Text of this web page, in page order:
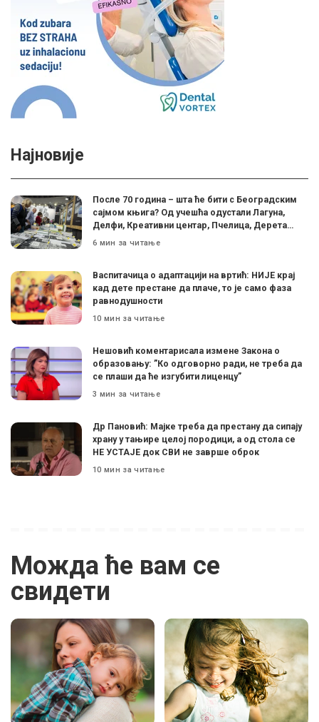
Најновије
После 70 година – шта ће бити с Београдским
сајмом књига? Од учешћа одустали Лагуна,
Делфи, Креативни центар, Пчелица, Дерета…
6 мин за читање
Васпитачица о адаптацији на вртић: НИЈЕ крај
кад дете престане да плаче, то је само фаза
равнодушности
10 мин за читање
Нешовић коментарисала измене Закона о
образовању: ”Ко одговорно ради, не треба да
се плаши да ће изгубити лиценцу”
3 мин за читање
Др Пановић: Мајке треба да престану да сипају
храну у тањире целој породици, а од стола се
НЕ УСТАЈЕ док СВИ не заврше оброк
10 мин за читање
Можда ће вам се
свидети